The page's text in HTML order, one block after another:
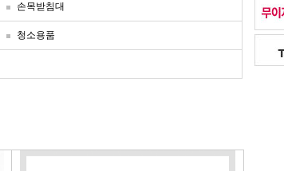
손목받침대
청소용품